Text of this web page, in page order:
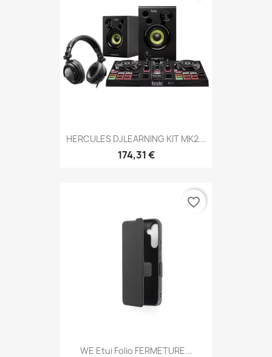
HERCULES DJLEARNING KIT MK2...
174,31 €
WE Etui Folio FERMETURE...
favorite_border